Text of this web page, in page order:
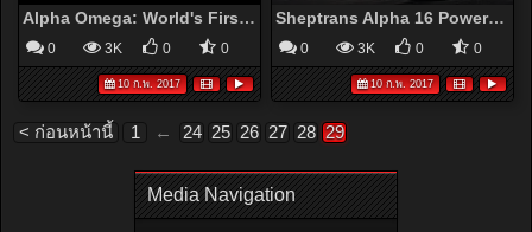
Alpha Omega: World's First 7 Second R35 GT-R
0 3K 0 0
10 ก.พ. 2017
Sheptrans Alpha 16 Powered R35 GT-R: 8.28@173mph!!!
0 3K 0 0
10 ก.พ. 2017
< ก่อนหน้านี้ 1 ← 24 25 26 27 28 29
Media Navigation